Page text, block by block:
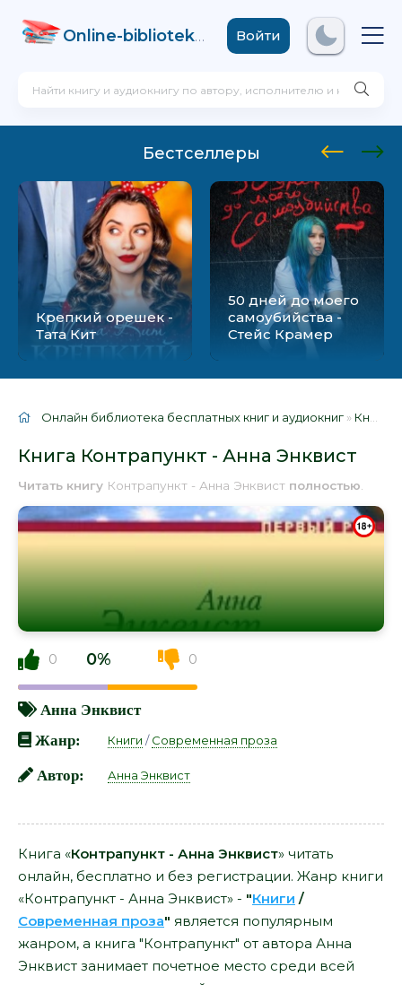
Online-biblioteka .comВойти
Бестселлеры
Крепкий орешек -
Тата Кит
50 дней до моего
самоубийства -
Стейс Крамер
Онлайн библиотека бесплатных книг и аудиокниг » Книги
Книга Контрапункт - Анна Энквист
Читать книгу Контрапункт - Анна Энквист полностью
0 0% 0
Анна Энквист
Жанр:
Книги /Современная проза
Автор: Анна Энквист
Книга «Контрапункт - Анна Энквист» читать
онлайн, бесплатно и без регистрации. Жанр книги
«Контрапункт - Анна Энквист» - "Книги /
Современная проза" является популярным
жанром, а книга "Контрапункт" от автора Анна
Энквист занимает почетное место среди всей